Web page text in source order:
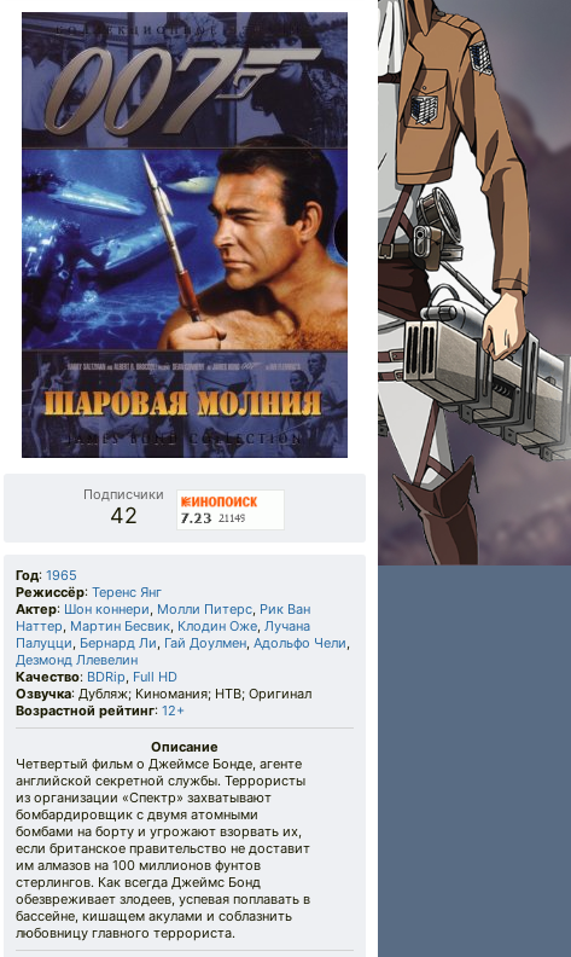
Подписчики
42
Год: 1965
Режиссёр: Теренс Янг
Актер: Шон коннери, Молли Питерс, Рик Ван
Наттер, Мартин Бесвик, Клодин Оже, Лучана
Палуцци, Бернард Ли, Гай Доулмен, Адольфо Чели,
Дезмонд Ллевелин
Качество: BDRip, Full HD
Озвучка: Дубляж; Киномания; НТВ; Оригинал
Возрастной рейтинг: 12+
Описание
Четвертый фильм о Джеймсе Бонде, агенте
английской секретной службы. Террористы
из организации «Спектр» захватывают
бомбардировщик с двумя атомными
бомбами на борту и угрожают взорвать их,
если британское правительство не доставит
им алмазов на 100 миллионов фунтов
стерлингов. Как всегда Джеймс Бонд
обезвреживает злодеев, успевая поплавать в
бассейне, кишащем акулами и соблазнить
любовницу главного террориста.